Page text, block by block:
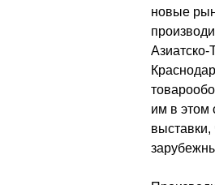
новые
Азиатско-
им в этом